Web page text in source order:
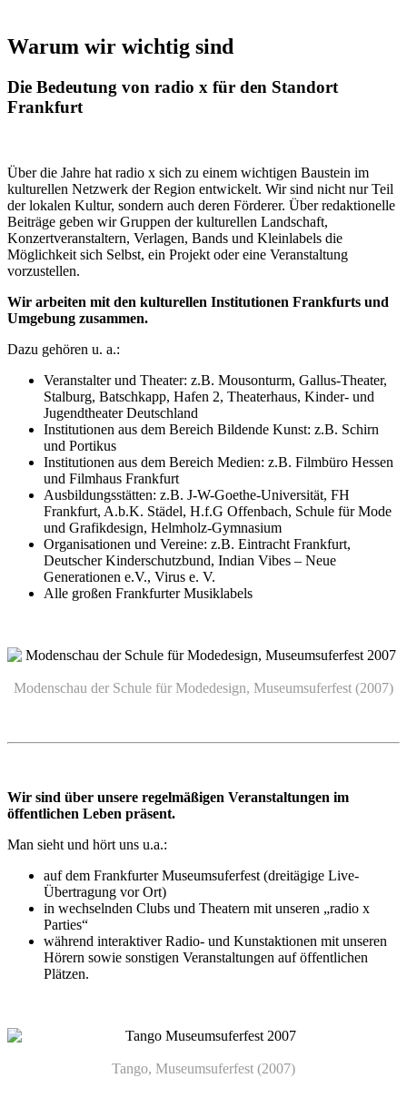
Warum wir wichtig sind
Die Bedeutung von radio x für den Standort
Frankfurt
Über die Jahre hat radio x sich zu einem wichtigen Baustein im
kulturellen Netzwerk der Region entwickelt. Wir sind nicht nur Teil
der lokalen Kultur, sondern auch deren Förderer. Über redaktionelle
Beiträge geben wir Gruppen der kulturellen Landschaft,
Konzertveranstaltern, Verlagen, Bands und Kleinlabels die
Möglichkeit sich Selbst, ein Projekt oder eine Veranstaltung
vorzustellen.
Wir arbeiten mit den kulturellen Institutionen Frankfurts und
Umgebung zusammen.
Dazu gehören u. a.:
Veranstalter und Theater: z.B. Mousonturm, Gallus-Theater,
Stalburg, Batschkapp, Hafen 2, Theaterhaus, Kinder- und
Jugendtheater Deutschland
Institutionen aus dem Bereich Bildende Kunst: z.B. Schirn
und Portikus
Institutionen aus dem Bereich Medien: z.B. Filmbüro Hessen
und Filmhaus Frankfurt
Ausbildungsstätten: z.B. J-W-Goethe-Universität, FH
Frankfurt, A.b.K. Städel, H.f.G Offenbach, Schule für Mode
und Grafikdesign, Helmholz-Gymnasium
Organisationen und Vereine: z.B. Eintracht Frankfurt,
Deutscher Kinderschutzbund, Indian Vibes – Neue
Generationen e.V., Virus e. V.
Alle großen Frankfurter Musiklabels
Modenschau der Schule für Modedesign, Museumsuferfest (2007)
Wir sind über unsere regelmäßigen Veranstaltungen im
öffentlichen Leben präsent.
Man sieht und hört uns u.a.:
auf dem Frankfurter Museumsuferfest (dreitägige Live-
Übertragung vor Ort)
in wechselnden Clubs und Theatern mit unseren „radio x
Parties“
während interaktiver Radio- und Kunstaktionen mit unseren
Hörern sowie sonstigen Veranstaltungen auf öffentlichen
Plätzen.
Tango, Museumsuferfest (2007)